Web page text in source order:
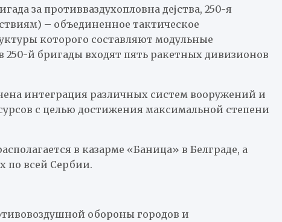
за противваздухопловна дејства, 250-я
– объединенное тактическое
которого составляют модульные
250-й бригады входят пять ракетных дивизионов
интеграция различных систем вооружений и
с целью достижения максимальной степени
в казарме «Баница» в Белграде, а
по всей Сербии.
обороны городов и